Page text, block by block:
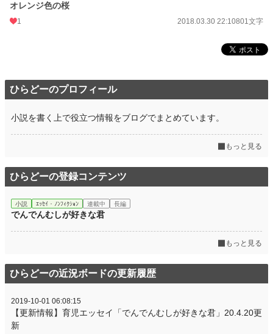
更新日時
週間ポイント 14 pt (70,247 位)
年間ポイント 105 pt (140,375 位)
オレンジ色の桜
1 2018.03.30 22:10801文字
ひらどーのプロフィール
小説を書く上で役立つ情報をブログでまとめています。
もっと見る
ひらどーの登録コンテンツ
小説 ｴｯｾｲ・ﾉﾝﾌｨｸｼｮﾝ 連載中 長編
でんでんむしが好きな君
もっと見る
ひらどーの近況ボードの更新履歴
2019-10-01 06:08:15
【更新情報】育児エッセイ「でんでんむしが好きな君」20.4.20更
新